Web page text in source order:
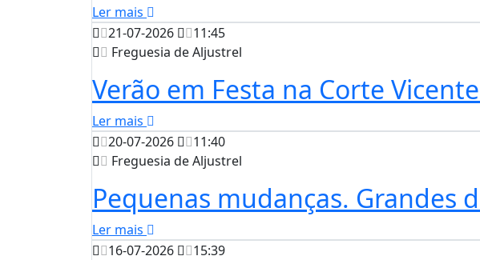
Ler mais
21-07-2026
11:45
Freguesia de Aljustrel
Verão em Festa na Corte
Ler mais
20-07-2026
11:40
Freguesia de Aljustrel
Pequenas mudanças. Grandes
Ler mais
16-07-2026
15:39